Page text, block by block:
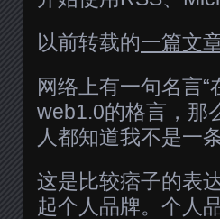
以前转载的一篇文
网络上有一句名言
web1.0的格言，那
人都知道我不是一条
这是比较痞子的表
起个人品牌。个人